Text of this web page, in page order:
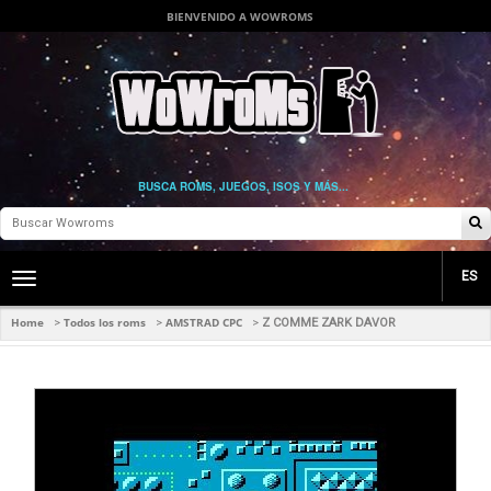
BIENVENIDO A WOWROMS
BUSCA ROMS, JUEGOS, ISOS Y MÁS...
Toggle
navigation
ES
Home > Todos los roms > AMSTRAD CPC > Z COMME ZARK DAVOR